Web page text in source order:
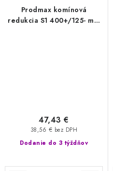
Prodmax komínová
redukcia S1 400+/125- mm
Dodanie do 3 týždňov
38,56 € bez DPH
47,43 €